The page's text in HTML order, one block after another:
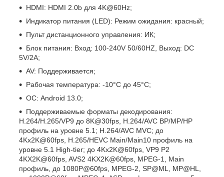
HDMI: HDMI 2.0b для 4K@60Hz;
Индикатор питания (LED): Режим ожидания: красный;
Пульт дистанционного управления: ИК;
Блок питания: Вход: 100-240V 50/60HZ, Выход: DC
5V/2A;
AV: Поддерживается;
Рабочая температура: -10°C до 45°C;
ОС: Android 13.0;
Поддерживаемые форматы декодирования:
H.264/H.265/VP9 до 8K@30fps, H.264/AVC BP/MP/HP
профиль на уровне 5.1; H.264/AVC MVC; до
4Kx2K@60fps, H.265/HEVC Main/Main10 профиль на
уровне 5.1 High-tier; до 4Kx2K@60fps, VP9 P2
4KX2K@60fps, AVS2 4KX2K@60fps, MPEG-1, Main
профиль, до 1080P@60fps, MPEG-2, SP@ML, MP@HL,